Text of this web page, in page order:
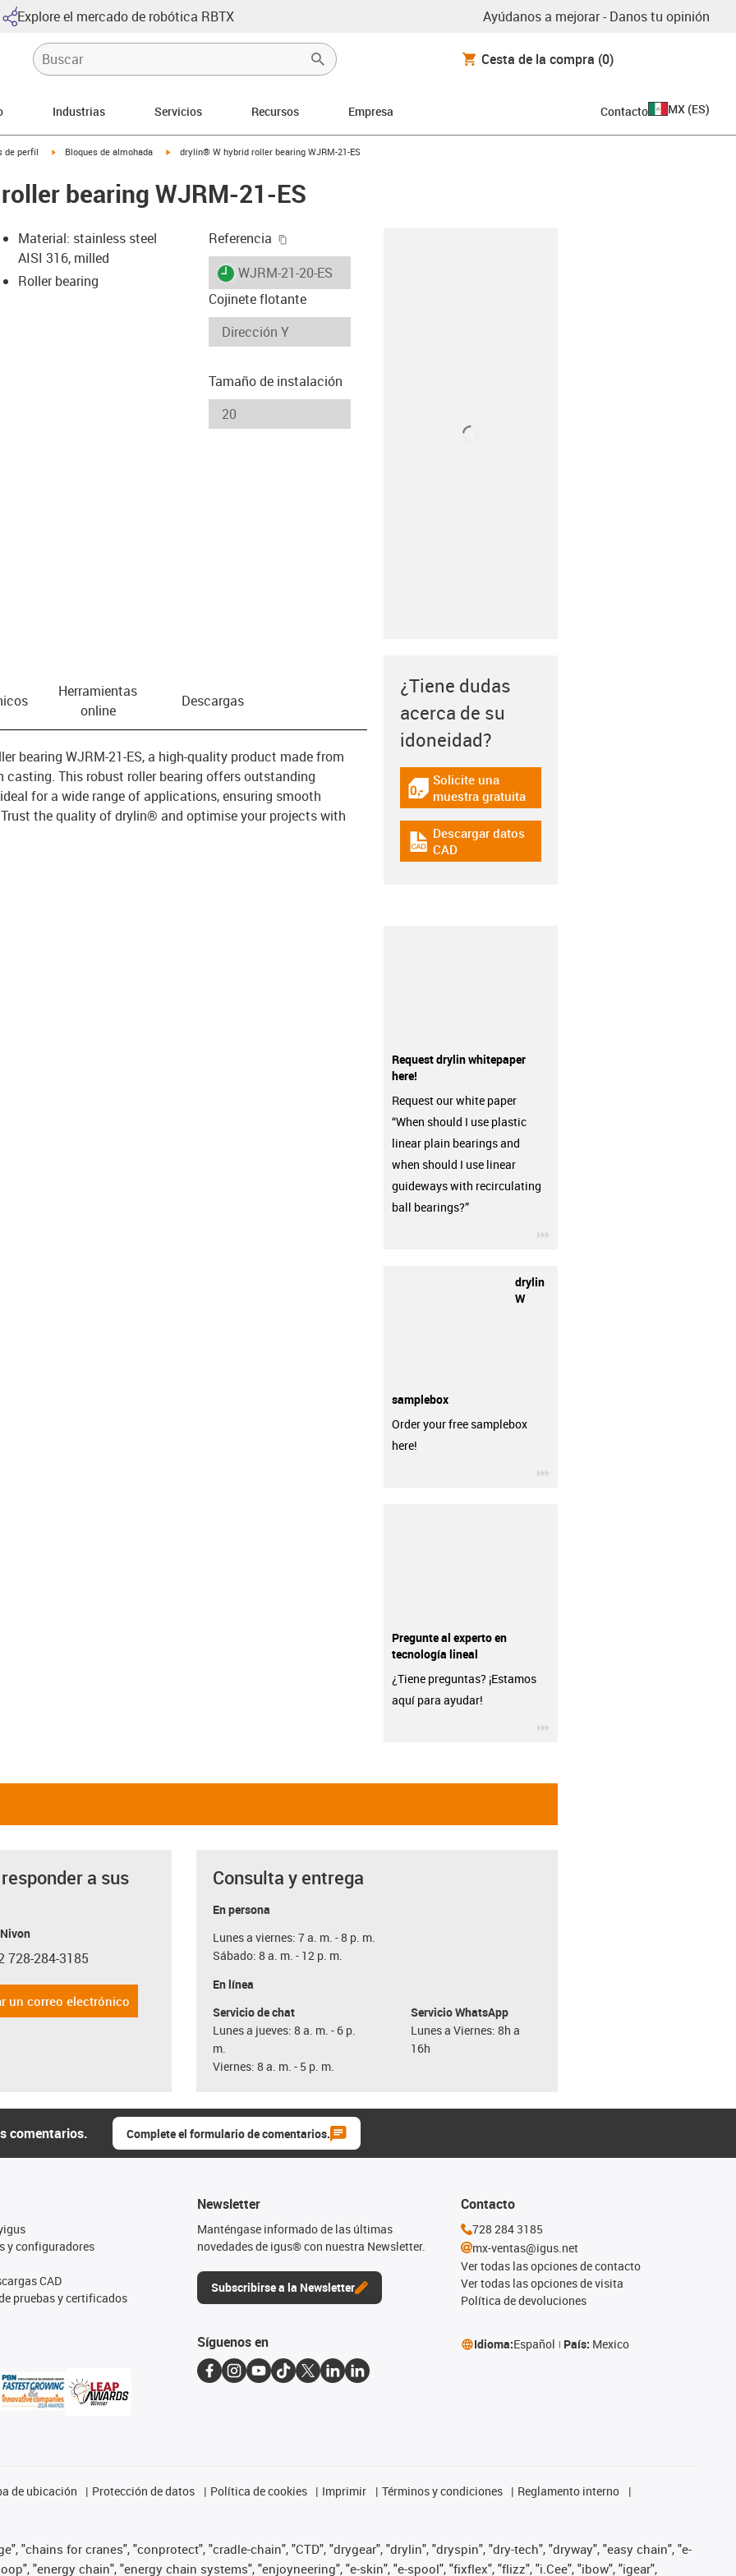
Explore el mercado de robótica RBTX Ayúdanos a mejorar - Danos tu opinión
Cesta de la compra (0)
Industrias Servicios Recursos Empresa Contacto MX (ES)
right
de perfil igus-icon-arrow-right
Bloques de almohada igus-icon-arrow-right
drylin® W hybrid roller bearing WJRM-21-ES
bearing WJRM-21-ES
Material: stainless steel
AISI 316, milled
Roller bearing
Referencia
igus-icon-lieferzeit
WJRM-21-20-ES
Cojinete flotante
Tamaño de instalación
Herramientas
online
Descargas
bearing WJRM-21-ES, a high-quality product made from
casting. This robust roller bearing offers outstanding
for a wide range of applications, ensuring smooth
the quality of drylin® and optimise your projects with
¿Tiene dudas
acerca de su
idoneidad?
igus-icon-gratismuster
Solicite una
muestra gratuita
igus-icon-cad-dateien
Descargar datos
CAD
Request drylin whitepaper
here!
Request our white paper
“When should I use plastic
linear plain bearings and
when should I use linear
guideways with recirculating
ball bearings?”
drylin
W
samplebox
Order your free samplebox
here!
Pregunte al experto en
tecnología lineal
¿Tiene preguntas? ¡Estamos
aquí para ayudar!
a sus
phone
728-284-3185
un correo electrónico
Consulta y entrega
En persona
Lunes a viernes: 7 a. m. - 8 p. m.
Sábado: 8 a. m. - 12 p. m.
En línea
Servicio de chat
Lunes a jueves: 8 a. m. - 6 p.
m.
Viernes: 8 a. m. - 5 p. m.
Servicio WhatsApp
Lunes a Viernes: 8h a
16h
comentarios. Complete el formulario de comentarios.
y configuradores
CAD
pruebas y certificados
Newsletter
Manténgase informado de las últimas
novedades de igus® con nuestra Newsletter.
Subscribirse a la Newsletter
Contacto
728 284 3185
mx-ventas@igus.net
Ver todas las opciones de contacto
Ver todas las opciones de visita
Política de devoluciones
Síguenos en Idioma:Español País: Mexico
de ubicación Protección de datos Política de cookies Imprimir Términos y condiciones
Reglamento interno
"chains for cranes", "conprotect", "cradle-chain", "CTD", "drygear", "drylin", "dryspin", "dry-tech", "dryway", "easy chain", "e-
"energy chain", "energy chain systems", "enjoyneering", "e-skin", "e-spool", "fixflex", "flizz", "i.Cee", "ibow", "igear",